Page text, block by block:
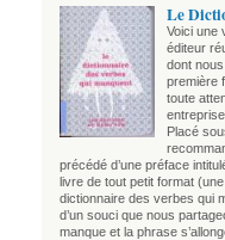
Le
Voici une
éditeur
dont
première
toute
Placé
précédé d’une préface
livre de tout petit format (une
dictionnaire des verbes qui
d’un souci que nous
manque et la phrase